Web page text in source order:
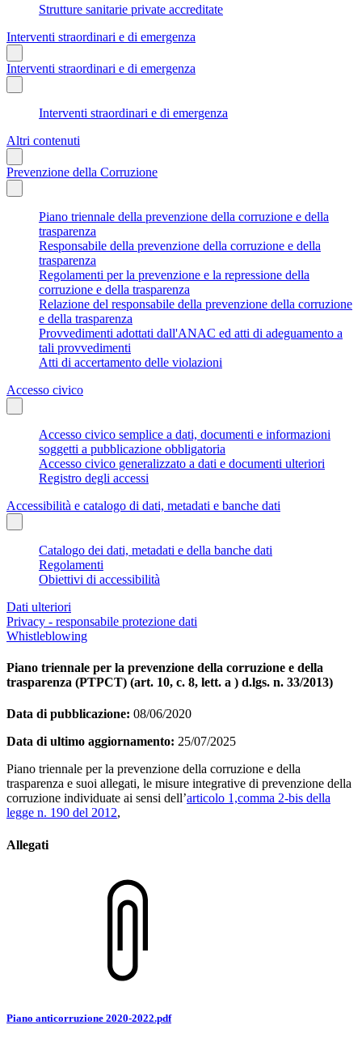
Strutture sanitarie private accreditate
Interventi straordinari e di emergenza
Interventi straordinari e di emergenza
Interventi straordinari e di emergenza
Altri contenuti
Prevenzione della Corruzione
Piano triennale della prevenzione della corruzione e della
trasparenza
Responsabile della prevenzione della corruzione e della
trasparenza
Regolamenti per la prevenzione e la repressione della
corruzione e della trasparenza
Relazione del responsabile della prevenzione della corruzione
e della trasparenza
Provvedimenti adottati dall'ANAC ed atti di adeguamento a
tali provvedimenti
Atti di accertamento delle violazioni
Accesso civico
Accesso civico semplice a dati, documenti e informazioni
soggetti a pubblicazione obbligatoria
Accesso civico generalizzato a dati e documenti ulteriori
Registro degli accessi
Accessibilità e catalogo di dati, metadati e banche dati
Catalogo dei dati, metadati e della banche dati
Regolamenti
Obiettivi di accessibilità
Dati ulteriori
Privacy - responsabile protezione dati
Whistleblowing
Piano triennale per la prevenzione della corruzione e della
trasparenza (PTPCT) (art. 10, c. 8, lett. a ) d.lgs. n. 33/2013)
Data di pubblicazione: 08/06/2020
Data di ultimo aggiornamento: 25/07/2025
Piano triennale per la prevenzione della corruzione e della
trasparenza e suoi allegati, le misure integrative di prevenzione della
corruzione individuate ai sensi dell’articolo 1,comma 2-bis della
legge n. 190 del 2012,
Allegati
Piano anticorruzione 2020-2022.pdf